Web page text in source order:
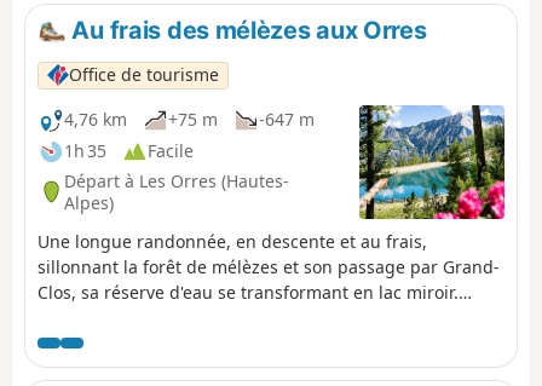
Au frais des mélèzes aux Orres
Office de tourisme
4,76 km
+75 m
-647 m
1h 35
Facile
Départ à Les Orres (Hautes-
Alpes)
Une longue randonnée, en descente et au frais,
sillonnant la forêt de mélèzes et son passage par Grand-
Clos, sa réserve d'eau se transformant en lac miroir.
l'arrivée du télésiège de Pic Vert jusqu'à la station 1650
(parking de l’Épervière).